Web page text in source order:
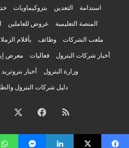
استدامة التعدين بتروكيماويات
المنصة التعليمية عروض للعاملين
ملعب الشركات وظائف بأقلام
أخبار شركات البترول فعاليات معرض
وزارة البترول أخبار بتروتريد
دليل شركات البترول
ملخص
الموقع
فيسبوك